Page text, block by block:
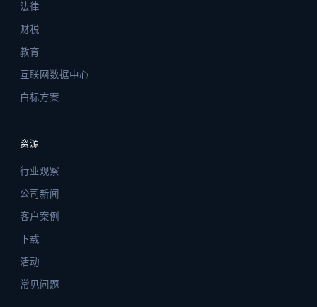
法律
财税
教育
互联网数据中心
白标方案
资源
行业观察
公司新闻
客户案例
下载
活动
常见问题